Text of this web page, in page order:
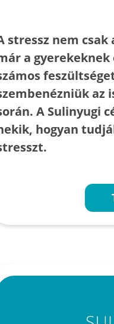
stressz nem
a gyerekeknek
az
A Sulinyugi
hogyan